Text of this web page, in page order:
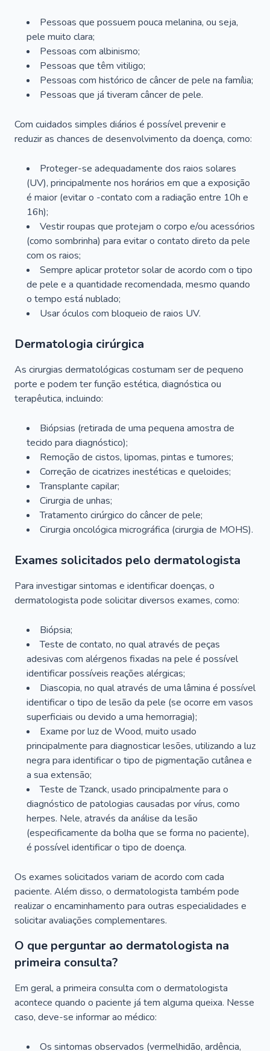
Pessoas que possuem pouca melanina, ou seja,
pele muito clara;
Pessoas com albinismo;
Pessoas que têm vitiligo;
Pessoas com histórico de câncer de pele na família;
Pessoas que já tiveram câncer de pele.
Com cuidados simples diários é possível prevenir e
reduzir as chances de desenvolvimento da doença, como:
Proteger-se adequadamente dos raios solares
(UV), principalmente nos horários em que a exposição
é maior (evitar o -contato com a radiação entre 10h e
16h);
Vestir roupas que protejam o corpo e/ou acessórios
(como sombrinha) para evitar o contato direto da pele
com os raios;
Sempre aplicar protetor solar de acordo com o tipo
de pele e a quantidade recomendada, mesmo quando
o tempo está nublado;
Usar óculos com bloqueio de raios UV.
Dermatologia cirúrgica
As cirurgias dermatológicas costumam ser de pequeno
porte e podem ter função estética, diagnóstica ou
terapêutica, incluindo:
Biópsias (retirada de uma pequena amostra de
tecido para diagnóstico);
Remoção de cistos, lipomas, pintas e tumores;
Correção de cicatrizes inestéticas e queloides;
Transplante capilar;
Cirurgia de unhas;
Tratamento cirúrgico do câncer de pele;
Cirurgia oncológica micrográfica (cirurgia de MOHS).
Exames solicitados pelo dermatologista
Para investigar sintomas e identificar doenças, o
dermatologista pode solicitar diversos exames, como:
Biópsia;
Teste de contato, no qual através de peças
adesivas com alérgenos fixadas na pele é possível
identificar possíveis reações alérgicas;
Diascopia, no qual através de uma lâmina é possível
identificar o tipo de lesão da pele (se ocorre em vasos
superficiais ou devido a uma hemorragia);
Exame por luz de Wood, muito usado
principalmente para diagnosticar lesões, utilizando a luz
negra para identificar o tipo de pigmentação cutânea e
a sua extensão;
Teste de Tzanck, usado principalmente para o
diagnóstico de patologias causadas por vírus, como
herpes. Nele, através da análise da lesão
(especificamente da bolha que se forma no paciente),
é possível identificar o tipo de doença.
Os exames solicitados variam de acordo com cada
paciente. Além disso, o dermatologista também pode
realizar o encaminhamento para outras especialidades e
solicitar avaliações complementares.
O que perguntar ao dermatologista na
primeira consulta?
Em geral, a primeira consulta com o dermatologista
acontece quando o paciente já tem alguma queixa. Nesse
caso, deve-se informar ao médico:
Os sintomas observados (vermelhidão, ardência,